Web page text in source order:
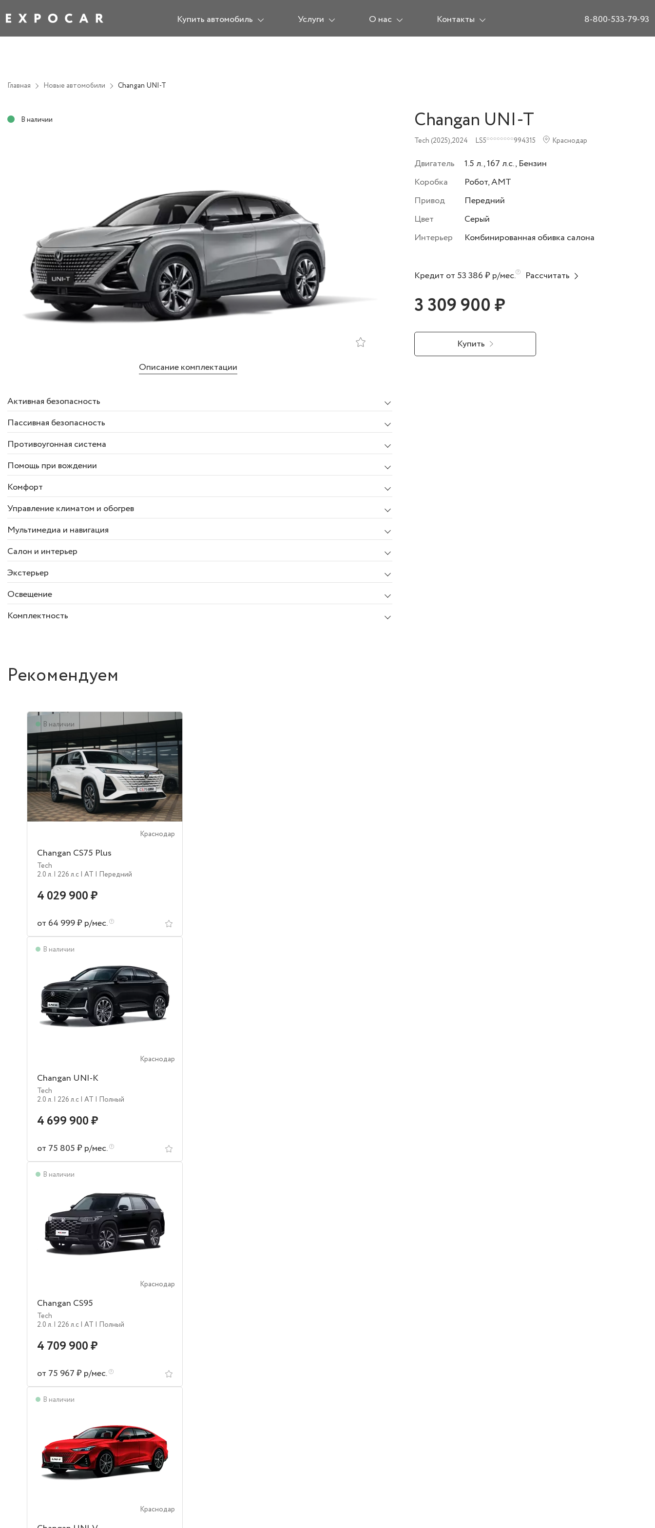
Купить автомобиль Услуги О нас Контакты 8-800-533-79-93
Главная Новые автомобили Changan UNI-T
В наличии
Описание комплектации
Активная безопасность
Пассивная безопасность
Противоугонная система
Помощь при вождении
Комфорт
Управление климатом и обогрев
Мультимедиа и навигация
Салон и интерьер
Экстерьер
Освещение
Комплектность
Changan UNI-T
Tech (2025),2024 LS5********994315 Краснодар
Двигатель
1.5 л., 167 л.с., Бензин
Коробка
Робот, AMT
Привод
Передний
Цвет
Серый
Интерьер
Комбинированная обивка салона
Кредит от 53 386 ₽ р/мес. Рассчитать
3 309 900 ₽
Купить
Рекомендуем
В наличии
Краснодар
Changan CS75 Plus
Tech
2.0 л. | 226 л.c | AT | Передний
4 029 900 ₽
от 64 999 ₽ р/мес.
В наличии
Краснодар
Changan UNI-K
Tech
2.0 л. | 226 л.c | AT | Полный
4 699 900 ₽
от 75 805 ₽ р/мес.
В наличии
Краснодар
Changan CS95
Tech
2.0 л. | 226 л.c | AT | Полный
4 709 900 ₽
от 75 967 ₽ р/мес.
В наличии
Краснодар